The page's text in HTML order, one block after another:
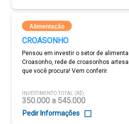
Alimentação
CROASONHO
Pensou em investir o setor de
Croasonho, rede de croasonhos
que você procura! Vem conferir.
INVESTIMENTO TOTAL (R$)
350.000 a 545.000
Pedir Informações